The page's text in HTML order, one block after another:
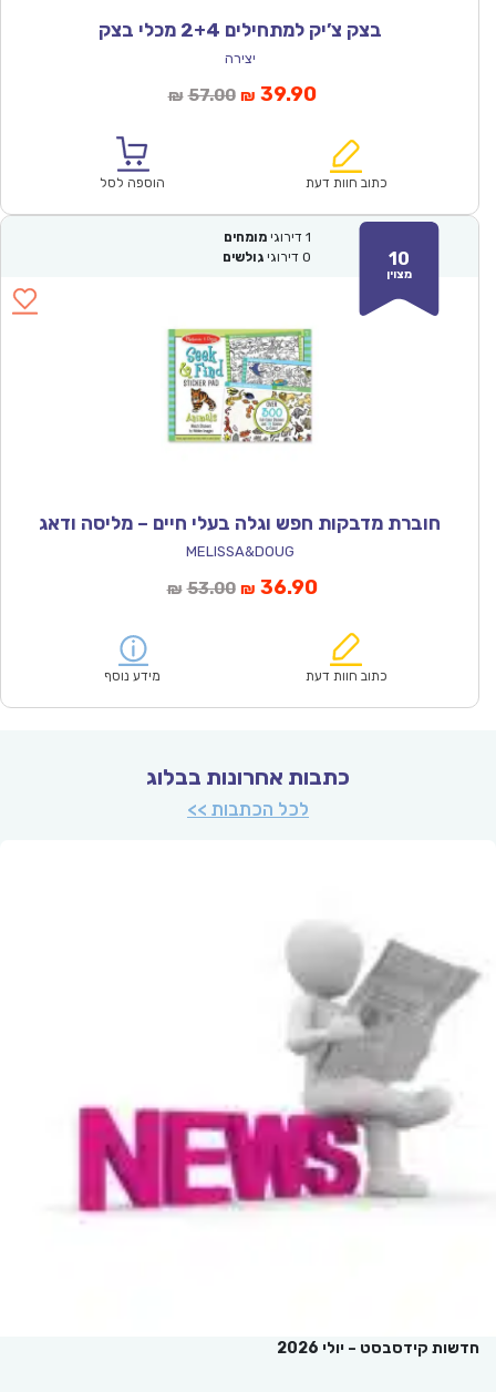
בצק צ’יק למתחילים 2+4 מכלי בצק
יצירה
₪ 57.00המחיר
₪57.00.
₪ 39.90המחיר
הוא:
כתוב חוות דעת הוספה לסל
10
מצוין
1 דירוגי מומחים
0 דירוגי גולשים
חוברת מדבקות חפש וגלה בעלי חיים – מליסה ודאג
MELISSA&DOUG
₪ 53.00המחיר
₪53.00.
₪ 36.90המחיר
הוא:
כתוב חוות דעת מידע נוסף
כתבות אחרונות בבלוג
לכל הכתבות >>
חדשות קידסבסט – יולי 2026